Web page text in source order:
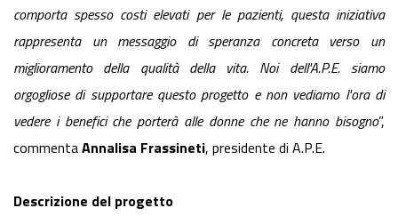
comporta spesso costi elevati per le pazienti, questa iniziativa
rappresenta un messaggio di speranza concreta verso un
miglioramento della qualità della vita. Noi dell'A.P.E. siamo
orgogliose di supportare questo progetto e non vediamo l'ora di
vedere i benefici che porterà alle donne che ne hanno bisogno”,
commentaAnnalisa Frassineti, presidente di A.P.E.
Descrizione del progetto